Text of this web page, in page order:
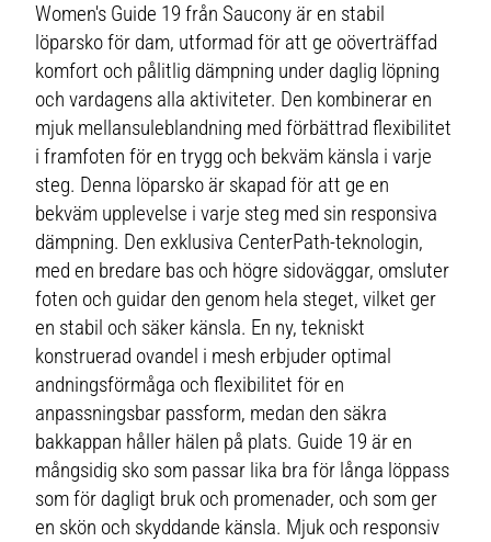
Women's Guide 19 från Saucony är en stabil
löparsko för dam, utformad för att ge oöverträffad
komfort och pålitlig dämpning under daglig löpning
och vardagens alla aktiviteter. Den kombinerar en
mjuk mellansuleblandning med förbättrad flexibilitet
i framfoten för en trygg och bekväm känsla i varje
steg. Denna löparsko är skapad för att ge en
bekväm upplevelse i varje steg med sin responsiva
dämpning. Den exklusiva CenterPath-teknologin,
med en bredare bas och högre sidoväggar, omsluter
foten och guidar den genom hela steget, vilket ger
en stabil och säker känsla. En ny, tekniskt
konstruerad ovandel i mesh erbjuder optimal
andningsförmåga och flexibilitet för en
anpassningsbar passform, medan den säkra
bakkappan håller hälen på plats. Guide 19 är en
mångsidig sko som passar lika bra för långa löppass
som för dagligt bruk och promenader, och som ger
en skön och skyddande känsla. Mjuk och responsiv